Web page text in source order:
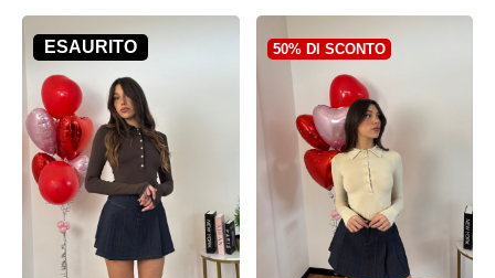
ESAURITO 50% DI SCONTO